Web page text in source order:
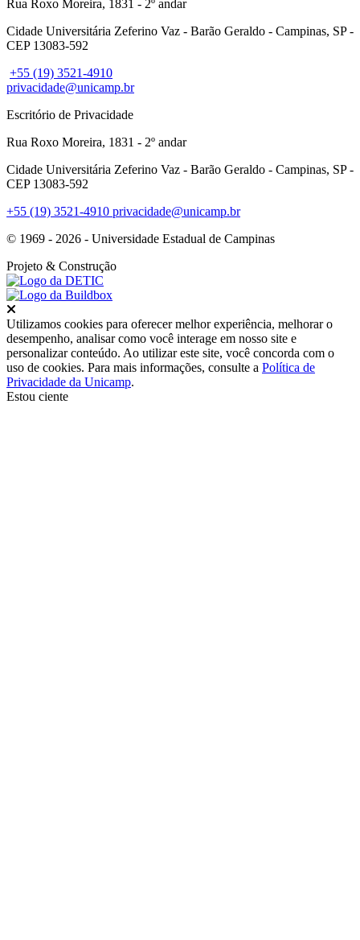
Rua Roxo Moreira, 1831 - 2º andar
Cidade Universitária Zeferino Vaz - Barão Geraldo - Campinas, SP -
CEP 13083-592
+55 (19) 3521-4910
privacidade@unicamp.br
Escritório de Privacidade
Rua Roxo Moreira, 1831 - 2º andar
Cidade Universitária Zeferino Vaz - Barão Geraldo - Campinas, SP -
CEP 13083-592
+55 (19) 3521-4910 privacidade@unicamp.br
© 1969 - 2026 - Universidade Estadual de Campinas
Projeto & Construção
Utilizamos cookies para oferecer melhor experiência, melhorar o
desempenho, analisar como você interage em nosso site e
personalizar conteúdo. Ao utilizar este site, você concorda com o
uso de cookies. Para mais informações, consulte a Política de
Privacidade da Unicamp.
Estou ciente